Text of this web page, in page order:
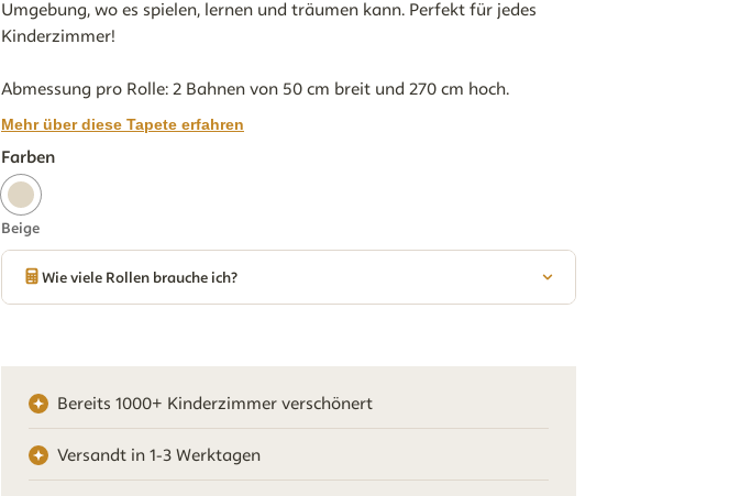
Umgebung, wo es spielen, lernen und träumen kann. Perfekt für jedes
Kinderzimmer!
Abmessung pro Rolle: 2 Bahnen von 50 cm breit und 270 cm hoch.
Mehr über diese Tapete erfahren
Farben
Beige
Wie viele Rollen brauche ich?
Bereits 1000+ Kinderzimmer verschönert
Versandt in 1-3 Werktagen